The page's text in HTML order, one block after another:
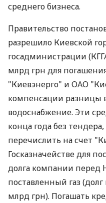
среднего бизнеса.
Правительство
разрешило Киевской
госадминистрации
млрд грн для
"Киевэнерго" и ОАО
компенсации разницы
водоснабжение. Эти
конца года без
перечислить на счет
Госказначействе для
долга компании перед
поставленный газ (долг
млрд грн). Погашать